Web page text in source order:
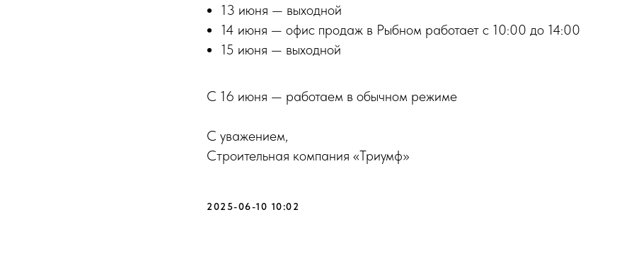
13 июня — выходной
14 июня — офис продаж в Рыбном работает с 10:00 до 14:00
15 июня — выходной
С 16 июня — работаем в обычном режиме
С уважением,
Строительная компания «Триумф»
2025-06-10 10:02